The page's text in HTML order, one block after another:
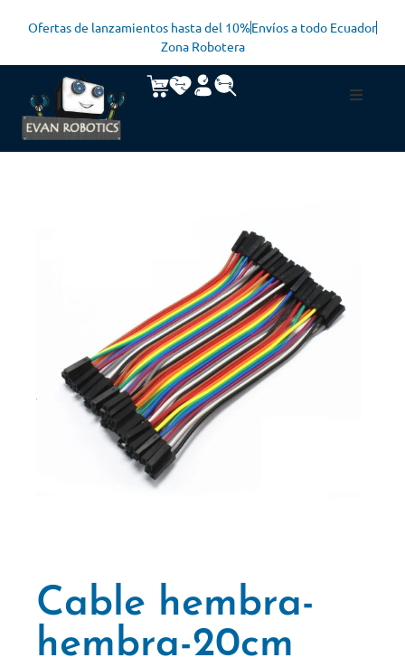
Ofertas de lanzamientos hasta del 10%Envíos a todo Ecuador
Zona Robotera
Cable hembra-
hembra-20cm